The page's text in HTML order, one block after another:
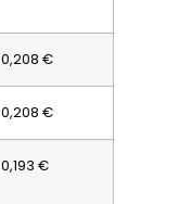
0,208 €
0,208 €
0,193 €